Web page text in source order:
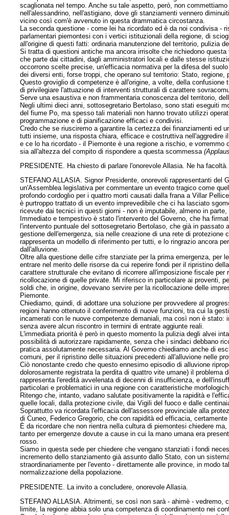
scaglionata nel tempo. Anche su tale aspetto, però, non
nell'alessandrino, nell'astigiano, dove gli stanziamenti vennero
vicino così com'è avvenuto in questa drammatica circostanza.
La seconda questione - come lei ha ricordato ed è da noi condivisa -
parlamentari piemontesi con i vertici istituzionali della regione, di
all'origine di questi fatti: ordinaria manutenzione del territorio, pulizia
Si tratta di questioni antiche ma ancora irrisolte che richiedono
che parte dai cittadini, dagli amministratori locali e dalle stesse
occorrono scelte precise, un'efficacia normativa per la difesa del
dei diversi enti, forse troppi, che operano sul territorio: Stato,
Questo groviglio di competenze è all'origine, a volte, della
di privilegiare l'attuazione di interventi strutturali di carattere
Serve una esaustiva e non frammentaria conoscenza del territorio,
Negli ultimi dieci anni, sottosegretario Bertolaso, sono stati eseguiti
del fiume Po, ma spesso tali materiali non hanno trovato utilizzi
programmazione e di pianificazione efficaci e condivisi.
Credo che se riusciremo a garantire la certezza dei finanziamenti ed
tutti insieme, una risposta chiara, efficace e costruttiva
e ce lo ha ricordato - il Piemonte è una regione a rischio, e
sia all'altezza del compito di rispondere a questa scommessa
PRESIDENTE. Ha chiesto di parlare l'onorevole Allasia. Ne ha facoltà.
STEFANO ALLASIA. Signor Presidente, onorevoli rappresentanti del
un'Assemblea legislativa per commentare un evento tragico come
profondo cordoglio per i quattro morti causati dalla frana a Villar
è purtroppo trattato di un evento imprevedibile che ci ha lasciato
ricevute dai tecnici in questi giorni - non è imputabile, almeno in
Immediato e tempestivo è stato l'intervento del Governo, che ha
l'intervento puntuale del sottosegretario Bertolaso, che già in
gestione dell'emergenza, sia nelle creazione di una rete di
rappresenta un modello di riferimento per tutti, e lo ringrazio ancora
dall'alluvione.
Oltre alla questione delle cifre stanziate per la prima emergenza, per
entrare nel merito delle risorse da cui reperire fondi per il ripristino
carattere strutturale che evitano di ricorrere all'imposizione fiscale
ricollocazione di quelle private. Mi riferisco in particolare ai proventi,
soldi che, in origine, dovevano servire per la ricollocazione delle
Piemonte.
Chiediamo, quindi, di adottare una soluzione per provvedere al
regioni hanno ottenuto il conferimento di nuove funzioni, tra cui la
incamerati con le nuove competenze demaniali, ma così non è
senza avere alcun riscontro in termini di entrate aggiunte reali.
L'immediata priorità è però in questo momento la pulizia degli alvei
possibilità di autorizzare rapidamente, senza che i sindaci debbano
pratica assolutamente necessaria. Al Governo chiediamo anche di
comuni, per il ripristino delle situazioni precedenti all'alluvione nelle
Ciò nonostante credo che questo ennesimo episodio di alluvione
dolorosamente registrata la perdita di quattro vite umane) il problema
rappresenta l'eredità avvelenata di decenni di insufficienza, e
particolari e problematici in una regione con caratteristiche
Ritengo che, intanto, vadano salutate positivamente la rapidità e
quelle locali, dalla protezione civile, dai Vigili del fuoco e dalle
Soprattutto va ricordata l'efficacia dell'assessore provinciale alla
di Cuneo, Federico Gregorio, che con rapidità ed efficacia,
È da ricordare che non rientra nella cultura di piemontesi chiedere
tanto per emergenze dovute a cause in cui la mano umana era
rosso.
Siamo in questa sede per chiedere che vengano stanziati i fondi
incremento dello stanziamento già assunto dallo Stato, con un
straordinariamente per l'evento - direttamente alle province, in modo
normalizzazione della popolazione.
PRESIDENTE. La invito a concludere, onorevole Allasia.
STEFANO ALLASIA. Altrimenti, se così non sarà - ahimè -
limite, la regione abbia solo una competenza di coordinamento nei